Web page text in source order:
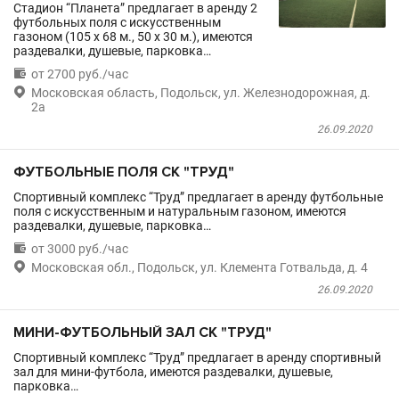
Стадион “Планета” предлагает в аренду 2
футбольных поля с искусственным
газоном (105 x 68 м., 50 x 30 м.), имеются
раздевалки, душевые, парковка…
 от 2700 руб./час
 Московская область, Подольск, ул. Железнодорожная, д.
2а
26.09.2020
ФУТБОЛЬНЫЕ ПОЛЯ СК "ТРУД"
Спортивный комплекс “Труд” предлагает в аренду футбольные
поля с искусственным и натуральным газоном, имеются
раздевалки, душевые, парковка…
 от 3000 руб./час
 Московская обл., Подольск, ул. Клемента Готвальда, д. 4
26.09.2020
МИНИ-ФУТБОЛЬНЫЙ ЗАЛ СК "ТРУД"
Спортивный комплекс “Труд” предлагает в аренду спортивный
зал для мини-футбола, имеются раздевалки, душевые,
парковка…